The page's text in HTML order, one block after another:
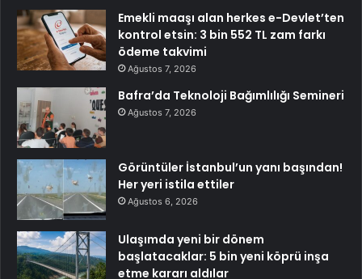
Emekli maaşı alan herkes e-Devlet’ten
kontrol etsin: 3 bin 552 TL zam farkı
ödeme takvimi
Ağustos 7, 2026
Bafra’da Teknoloji Bağımlılığı Semineri
Ağustos 7, 2026
Görüntüler İstanbul’un yanı başından!
Her yeri istila ettiler
Ağustos 6, 2026
Ulaşımda yeni bir dönem
başlatacaklar: 5 bin yeni köprü inşa
etme kararı aldılar